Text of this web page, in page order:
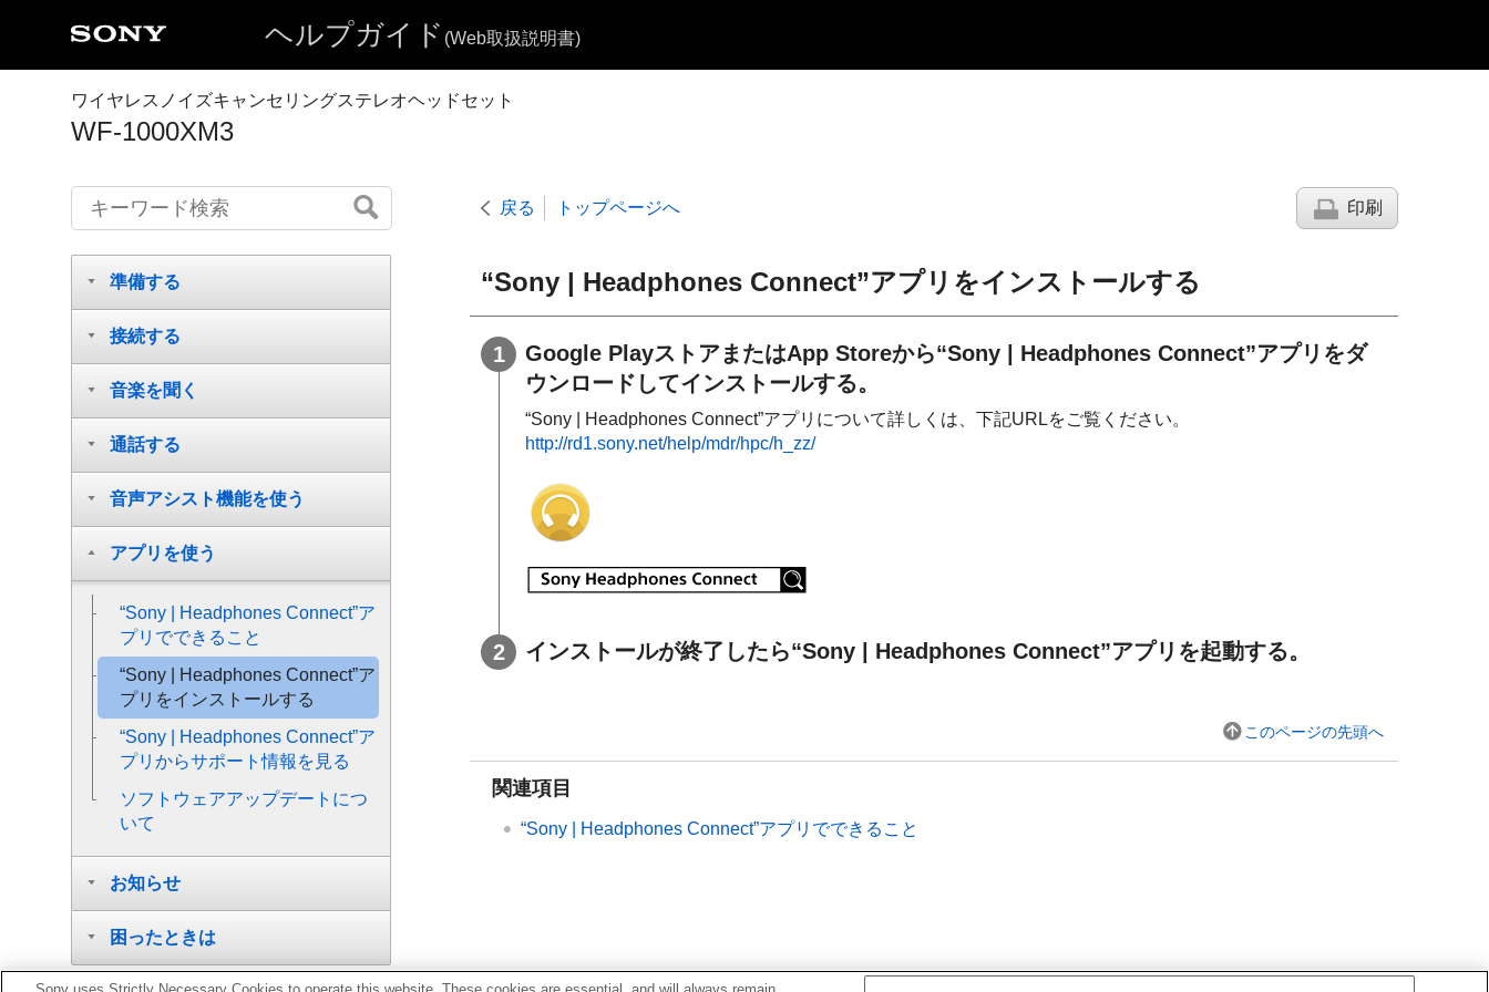
ヘルプガイド (Web取扱説明書)
ワイヤレスノイズキャンセリングステレオヘッドセット
WF-1000XM3
戻る トップページへ 印刷
“Sony | Headphones Connect”アプリをインストールする
Google PlayストアまたはApp Storeから“Sony | Headphones Connect”アプリをダ
ウンロードしてインストールする。
“Sony | Headphones Connect”アプリについて詳しくは、下記URLをご覧ください。
http://rd1.sony.net/help/mdr/hpc/h_zz/
インストールが終了したら“Sony | Headphones Connect”アプリを起動する。
このページの先頭へ
関連項目
“Sony | Headphones Connect”アプリでできること
準備する
接続する
音楽を聞く
通話する
音声アシスト機能を使う
アプリを使う
“Sony | Headphones Connect”ア
プリでできること
“Sony | Headphones Connect”ア
プリをインストールする
“Sony | Headphones Connect”ア
プリからサポート情報を見る
ソフトウェアアップデートにつ
いて
お知らせ
困ったときは